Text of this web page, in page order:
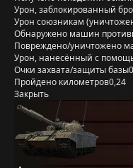
Урон, заблокированный
Урон союзникам
Обнаружено машин
Повреждено/уничтожено
Урон, нанесённый с
Очки захвата/защиты базы
Пройдено километров0,24
Закрыть